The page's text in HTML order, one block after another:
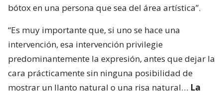
bótox en una persona que sea del área artística”.
“Es muy importante que, si uno se hace una
intervención, esa intervención privilegie
predominantemente la expresión, antes que dejar la
cara prácticamente sin ninguna posibilidad de
mostrar un llanto natural o una risa natural… La